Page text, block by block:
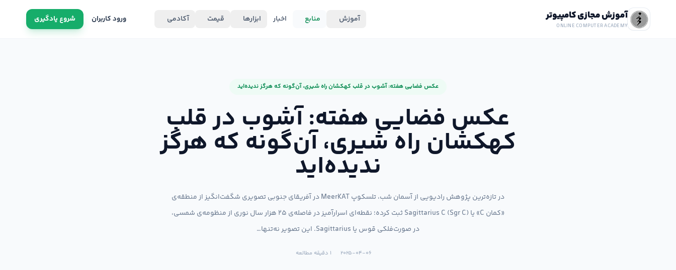
آموزش مجازی کامپیوتر
ONLINE COMPUTER ACADEMY
آموزش منابع اخبار ابزارها قیمت آکادمی ورود کاربران شروع یادگیری
عکس فضایی هفته: آشوب در قلب کهکشان راه شیری، آن‌گونه که هرگز ندیده‌اید
عکس فضایی هفته: آشوب در قلب
کهکشان راه شیری، آن‌گونه که هرگز
ندیده‌اید
در تازه‌ترین پژوهش رادیویی از آسمان شب، تلسکوپ MeerKAT در آفریقای جنوبی تصویری شگفت‌انگیز از منطقه‌ی
«کمان C» یا Sagittarius C (Sgr C) ثبت کرده؛ نقطه‌ای اسرارآمیز در فاصله‌ی ۲۵ هزار سال نوری از منظومه‌ی شمسی،
در صورت‌فلکی قوس یا Sagittarius. این تصویر نه‌تنها…
2025-04-06 1 دقیقه مطالعه